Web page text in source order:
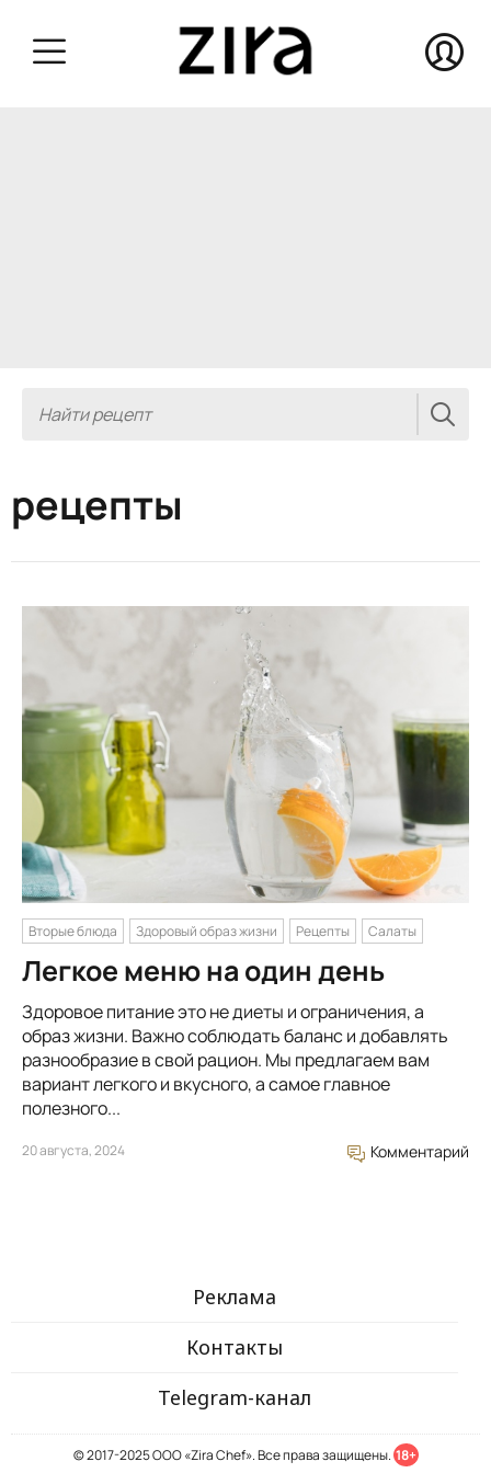
рецепты
Вторые блюда Здоровый образ жизни Рецепты Салаты
Легкое меню на один день
Здоровое питание это не диеты и ограничения, а
образ жизни. Важно соблюдать баланс и добавлять
разнообразие в свой рацион. Мы предлагаем вам
вариант легкого и вкусного, а самое главное
полезного...
20 августа, 2024 Комментарий
Реклама
Контакты
Telegram-канал
© 2017-2025 ООО «Zira Chef». Все права защищены. 18+